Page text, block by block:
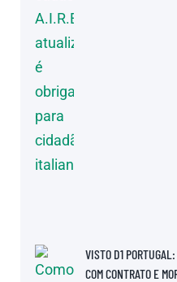
VISTO D1
COM CONTRATO E